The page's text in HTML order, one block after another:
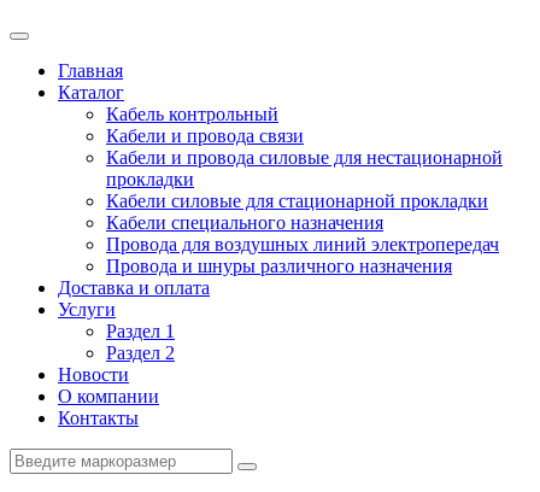
Главная
Каталог
Кабель контрольный
Кабели и провода связи
Кабели и провода силовые для нестационарной
прокладки
Кабели силовые для стационарной прокладки
Кабели специального назначения
Провода для воздушных линий электропередач
Провода и шнуры различного назначения
Доставка и оплата
Услуги
Раздел 1
Раздел 2
Новости
О компании
Контакты